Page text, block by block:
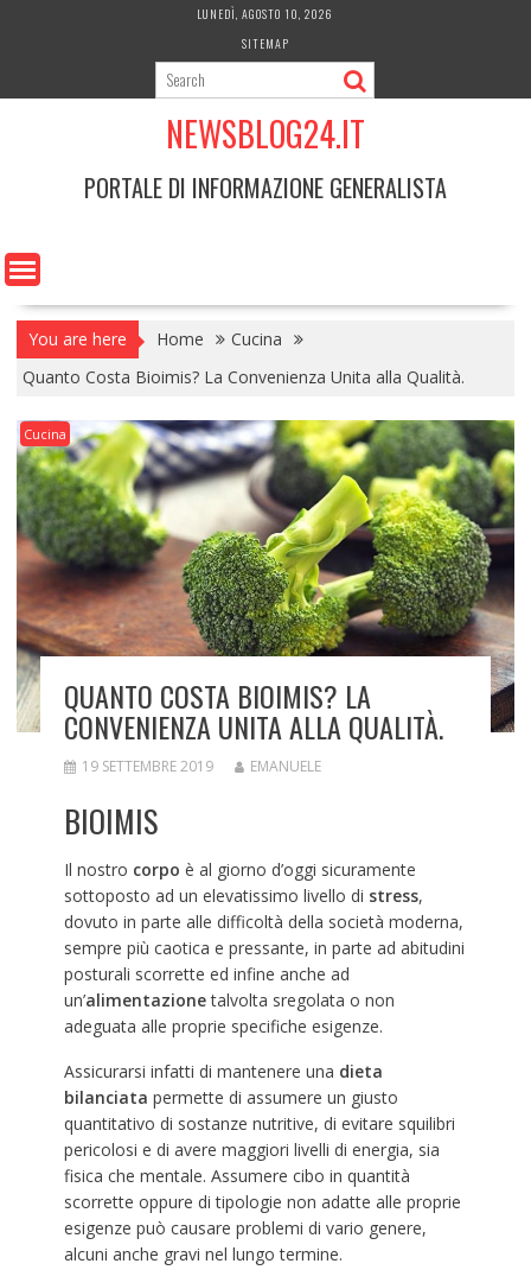
LUNEDÌ, AGOSTO 10, 2026
SITEMAP
NEWSBLOG24.IT
PORTALE DI INFORMAZIONE GENERALISTA
You are here Home
Cucina
Quanto Costa Bioimis? La Convenienza Unita alla Qualità.
Cucina
QUANTO COSTA BIOIMIS? LA
CONVENIENZA UNITA ALLA QUALITÀ.
19 SETTEMBRE 2019 EMANUELE
BIOIMIS
Il nostro corpo è al giorno d’oggi sicuramente
sottoposto ad un elevatissimo livello di stress,
dovuto in parte alle difficoltà della società moderna,
sempre più caotica e pressante, in parte ad abitudini
posturali scorrette ed infine anche ad
un’alimentazionetalvolta sregolata o non
adeguata alle proprie specifiche esigenze.
Assicurarsi infatti di mantenere una dieta
bilanciata permette di assumere un giusto
quantitativo di sostanze nutritive, di evitare squilibri
pericolosi e di avere maggiori livelli di energia, sia
fisica che mentale. Assumere cibo in quantità
scorrette oppure di tipologie non adatte alle proprie
esigenze può causare problemi di vario genere,
alcuni anche gravi nel lungo termine.